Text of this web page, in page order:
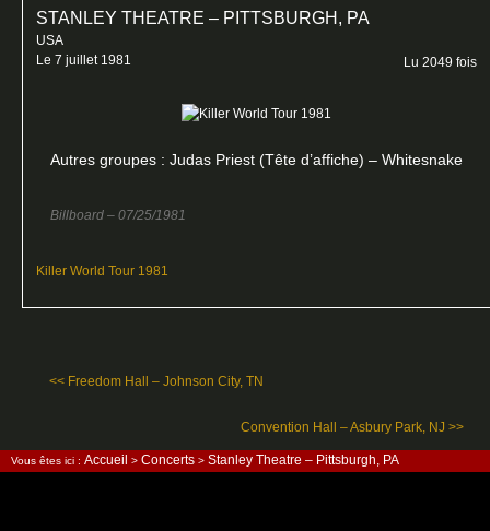
STANLEY THEATRE – PITTSBURGH, PA
USA
Le 7 juillet 1981
Lu 2049 fois
Autres groupes : Judas Priest (Tête d’affiche) – Whitesnake
Billboard – 07/25/1981
Killer World Tour 1981
<< Freedom Hall – Johnson City, TN
Convention Hall – Asbury Park, NJ >>
Vous êtes ici : Accueil > Concerts > Stanley Theatre – Pittsburgh, PA